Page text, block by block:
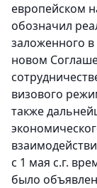
европейском
обозначил
заложенного
новом
визового
также
с 1 мая с.г.
было